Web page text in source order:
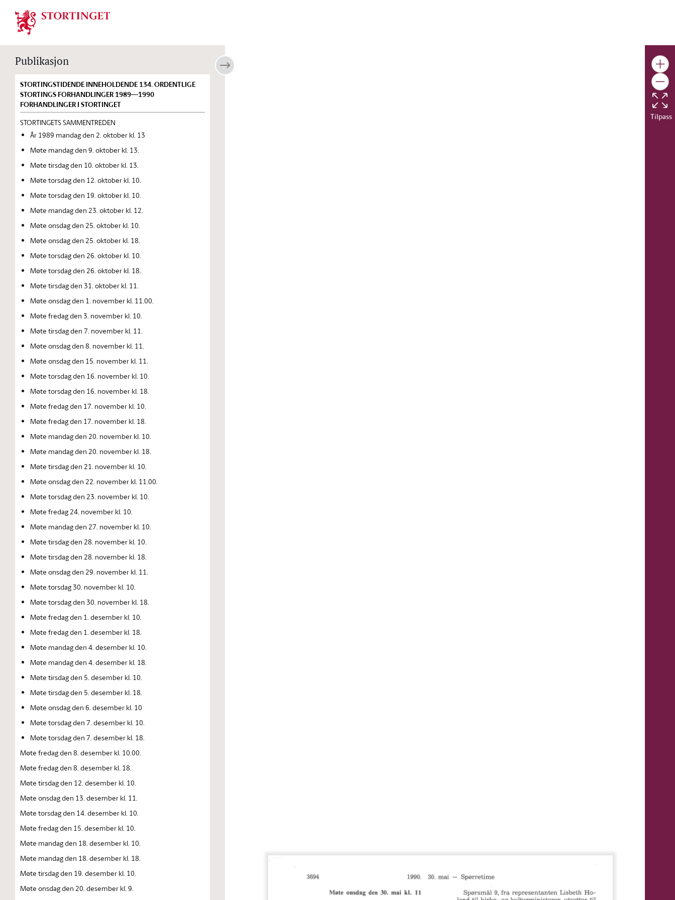
Stortinget.no
Publikasjon
STORTINGSTIDENDE INNEHOLDENDE 134. ORDENTLIGE
STORTINGS FORHANDLINGER 1989—1990
FORHANDLINGER I STORTINGET
STORTINGETS SAMMENTREDEN
År 1989 mandag den 2. oktober kl. 13
Møte mandag den 9. oktober kl. 13.
Møte tirsdag den 10. oktober kl. 13.
Møte torsdag den 12. oktober kl. 10.
Møte torsdag den 19. oktober kl. 10.
Møte mandag den 23. oktober kl. 12.
Møte onsdag den 25. oktober kl. 10.
Møte onsdag den 25. oktober kl. 18.
Møte torsdag den 26. oktober kl. 10.
Møte torsdag den 26. oktober kl. 18.
Møte tirsdag den 31. oktober kl. 11.
Møte onsdag den 1. november kl. 11.00.
Møte fredag den 3. november kl. 10.
Møte tirsdag den 7. november kl. 11.
Møte onsdag den 8. november kl. 11.
Møte onsdag den 15. november kl. 11.
Møte torsdag den 16. november kl. 10.
Møte torsdag den 16. november kl. 18.
Møte fredag den 17. november kl. 10.
Møte fredag den 17. november kl. 18.
Møte mandag den 20. november kl. 10.
Møte mandag den 20. november kl. 18.
Møte tirsdag den 21. november kl. 10.
Møte onsdag den 22. november kl. 11.00.
Møte torsdag den 23. november kl. 10.
Møte fredag 24. november kl. 10.
Møte mandag den 27. november kl. 10.
Møte tirsdag den 28. november kl. 10.
Møte tirsdag den 28. november kl. 18.
Møte onsdag den 29. november kl. 11.
Møte torsdag 30. november kl. 10.
Møte torsdag den 30. november kl. 18.
Møte fredag den 1. desember kl. 10.
Møte fredag den 1. desember kl. 18.
Møte mandag den 4. desember kl. 10.
Møte mandag den 4. desember kl. 18.
Møte tirsdag den 5. desember kl. 10.
Møte tirsdag den 5. desember kl. 18.
Møte onsdag den 6. desember kl. 10
Møte torsdag den 7. desember kl. 10.
Møte torsdag den 7. desember kl. 18.
Møte fredag den 8. desember kl. 10.00.
Møte fredag den 8. desember kl. 18.
Møte tirsdag den 12. desember kl. 10.
Møte onsdag den 13. desember kl. 11.
Møte torsdag den 14. desember kl. 10.
Møte fredag den 15. desember kl. 10.
Møte mandag den 18. desember kl. 10.
Møte mandag den 18. desember kl. 18.
Møte tirsdag den 19. desember kl. 10.
Møte onsdag den 20. desember kl. 9.